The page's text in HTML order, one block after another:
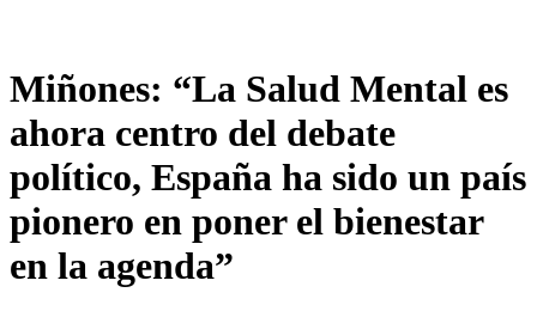
Miñones: “La Salud Mental es
ahora centro del debate
político, España ha sido un país
pionero en poner el bienestar
en la agenda”